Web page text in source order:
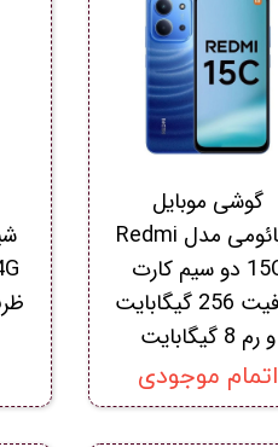
گوشی موبایل
شیائومی مدل Redmi
15C دو سیم کارت
ظرفیت 256 گیگابایت
و رم 8 گیگابایت
اتمام موجودی